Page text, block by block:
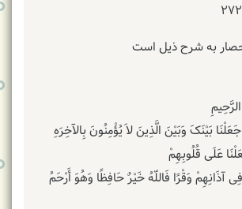
به شرح ذیل است
بَیْنَکَ وَبَیْنَ الَّذِینَ لاَ یُؤْمِنُونَ بِالآخِرَهِ
عَلَى قُلُوبِهِمْ
آذَانِهِمْ وَقْرًا فَاللّهُ خَیْرٌ حَافِظًا وَهُوَ أَرْحَمُ